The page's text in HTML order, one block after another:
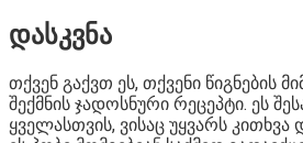
დასკვნა
თქვენ გაქვთ ეს, თქვენი წიგნების
შექმნის ჯადოსნური რეცეპტი. ეს
ყველასთვის, ვისაც უყვარს